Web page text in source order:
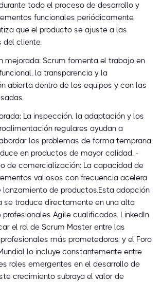
todo el proceso de desarrollo y
funcionales periódicamente,
que el producto se ajuste a las
del cliente.
mejorada: Scrum fomenta el trabajo en
la transparencia y la
abierta dentro de los equipos y con las
La inspección, la adaptación y los
regulares ayudan a
los problemas de forma temprana,
en productos de mayor calidad. -
de comercialización: La capacidad de
valiosos con frecuencia acelera
de productos.Esta adopción
se traduce directamente en una alta
Agile cualificados. LinkedIn
el rol de Scrum Master entre las
más prometedoras, y el Foro
lo incluye constantemente entre
roles emergentes en el desarrollo de
crecimiento subraya el valor de